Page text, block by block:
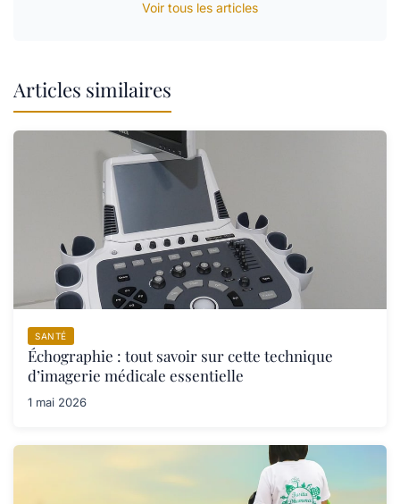
Voir tous les articles
Articles similaires
SANTÉ
Échographie : tout savoir sur cette technique
d’imagerie médicale essentielle
1 mai 2026